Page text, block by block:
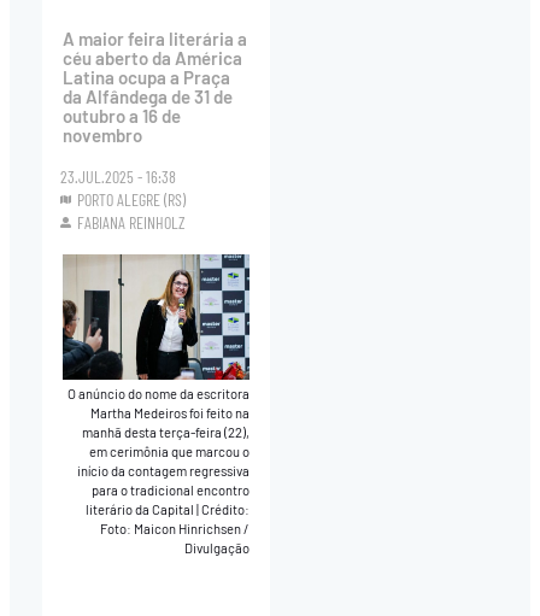
A maior feira literária a
céu aberto da América
Latina ocupa a Praça
da Alfândega de 31 de
outubro a 16 de
novembro
23.JUL.2025 - 16:38
PORTO ALEGRE (RS)
FABIANA REINHOLZ
O anúncio do nome da escritora
Martha Medeiros foi feito na
manhã desta terça-feira (22),
em cerimônia que marcou o
início da contagem regressiva
para o tradicional encontro
literário da Capital|Crédito:
Foto: Maicon Hinrichsen /
Divulgação